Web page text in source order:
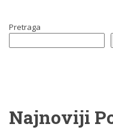
Pretraga
Najnoviji